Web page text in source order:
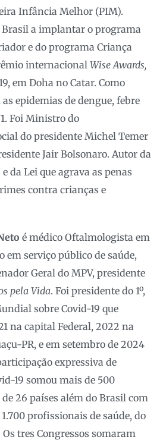
Infância Melhor (PIM).
a implantar o programa
e do programa Criança
internacional Wise Awards,
em Doha no Catar. Como
epidemias de dengue, febre
Foi Ministro do
do presidente Michel Temer
Jair Bolsonaro. Autor da
da Lei que agrava as penas
contra crianças e
é médico Oftalmologista em
em serviço público de saúde,
Geral do MPV, presidente
pela Vida. Foi presidente do 1º,
sobre Covid-19 que
na capital Federal, 2022 na
PR, e em setembro de 2024
expressiva de
19 somou mais de 500
26 países além do Brasil com
profissionais de saúde, do
tres Congressos somaram